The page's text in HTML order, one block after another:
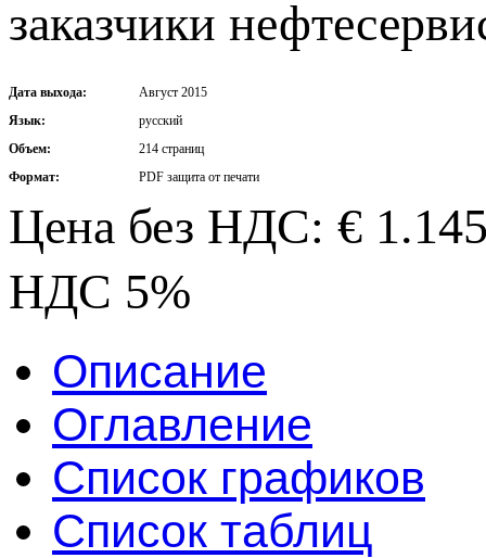
заказчики
Дата выхода:
Август 2015
Язык:
русский
Объем:
214 страниц
Формат:
PDF защита от печати
Цена без НДС: €
НДС 5%
Описание
Оглавление
Список графиков
Список таблиц